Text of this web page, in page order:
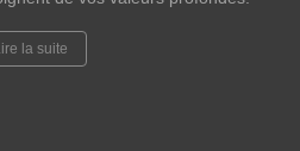
la suite